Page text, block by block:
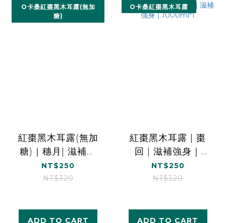
O卡桑紅棗黑木耳露(無加
糖)
紅棗黑木耳露(無加
糖)｜穗月| 滋補強
身｜1000ml*1
NT$250
NT$320
ADD TO CART
O卡桑紅棗黑木耳露
紅棗黑木耳露 | 棗
回 | 滋補強身｜
1000ml*1
NT$250
NT$320
ADD TO CART